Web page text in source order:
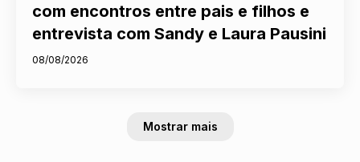
com encontros entre pais e filhos e
entrevista com Sandy e Laura Pausini
08/08/2026
Mostrar mais